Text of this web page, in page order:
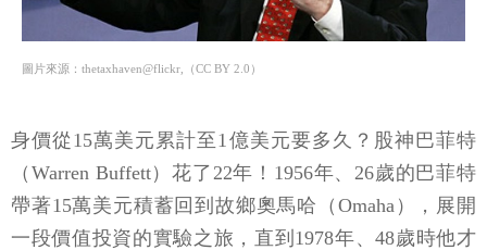
圖片來源：thetaxhaven@flickr,（CC BY 2.0）
身價從15萬美元累計至1億美元要多久？股神巴菲特
（Warren Buffett）花了22年！1956年、26歲的巴菲特
帶著15萬美元積蓄回到故鄉奧馬哈（Omaha），展開
一段價值投資的實驗之旅，直到1978年、48歲時他才